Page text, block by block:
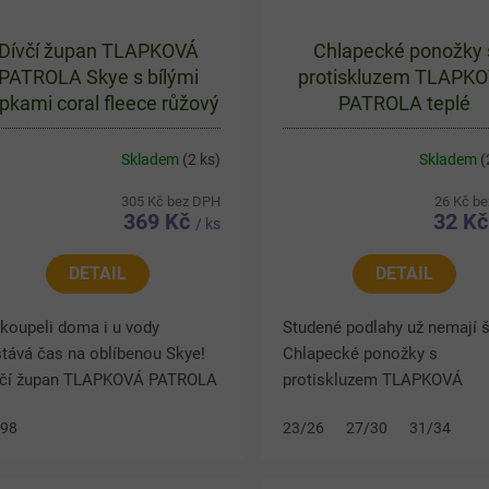
župan TLAPKOVÁ
Skye s bílými
coral fleece růžový
Skladem (2 ks)
305 Kč bez DPH
369 Kč / ks
DETAIL
doma i u vody
čas na oblíbenou Skye!
župan TLAPKOVÁ PATROLA
tlapkami je vyroben z
Chlapecké ponožky
protiskluzem
PATROLA teplé
Skladem
26 Kč
32
DETAIL
Studené podlahy už nemají
Chlapecké ponožky s
protiskluzem TLAPKOVÁ
teple a zároveň zvýší
23/26 27/30 31/34